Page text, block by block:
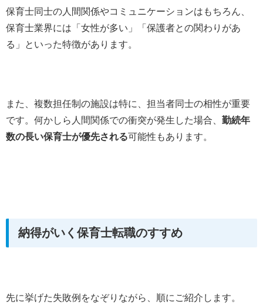
保育士同士の人間関係やコミュニケーションはもちろん、
保育士業界には「女性が多い」「保護者との関わりがあ
る」といった特徴があります。
また、複数担任制の施設は特に、担当者同士の相性が重要
です。何かしら人間関係での衝突が発生した場合、 勤続年
数の長い保育士が優先される可能性もあります。
納得がいく保育士転職のすすめ
先に挙げた失敗例をなぞりながら、順にご紹介します。